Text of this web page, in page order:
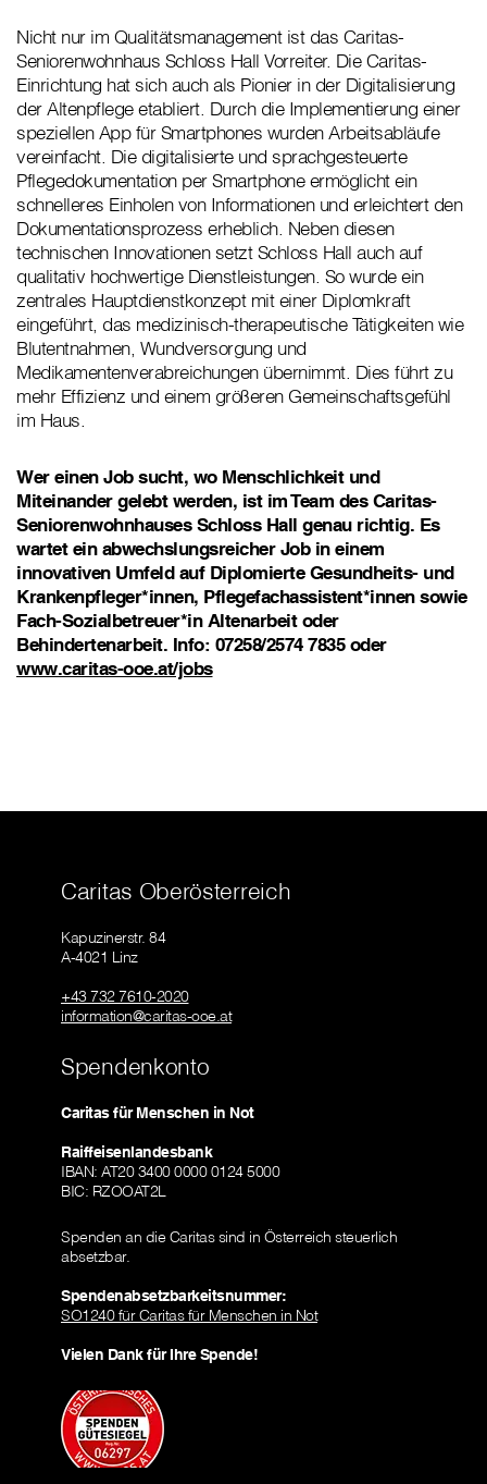
Nicht nur im Qualitätsmanagement ist das Caritas-
Seniorenwohnhaus Schloss Hall Vorreiter. Die Caritas-
Einrichtung hat sich auch als Pionier in der Digitalisierung
der Altenpflege etabliert. Durch die Implementierung einer
speziellen App für Smartphones wurden Arbeitsabläufe
vereinfacht. Die digitalisierte und sprachgesteuerte
Pflegedokumentation per Smartphone ermöglicht ein
schnelleres Einholen von Informationen und erleichtert den
Dokumentationsprozess erheblich. Neben diesen
technischen Innovationen setzt Schloss Hall auch auf
qualitativ hochwertige Dienstleistungen. So wurde ein
zentrales Hauptdienstkonzept mit einer Diplomkraft
eingeführt, das medizinisch-therapeutische Tätigkeiten wie
Blutentnahmen, Wundversorgung und
Medikamentenverabreichungen übernimmt. Dies führt zu
mehr Effizienz und einem größeren Gemeinschaftsgefühl
im Haus.
Wer einen Job sucht, wo Menschlichkeit und
Miteinander gelebt werden, ist im Team des Caritas-
Seniorenwohnhauses Schloss Hall genau richtig. Es
wartet ein abwechslungsreicher Job in einem
innovativen Umfeld auf Diplomierte Gesundheits- und
Krankenpfleger*innen, Pflegefachassistent*innen sowie
Fach-Sozialbetreuer*in Altenarbeit oder
Behindertenarbeit. Info: 07258/2574 7835 oder
www.caritas-ooe.at/jobs
Caritas Oberösterreich
Kapuzinerstr. 84
A-4021 Linz
+43 732 7610-2020
information@caritas-ooe.at
Spendenkonto
Caritas für Menschen in Not
Raiffeisenlandesbank
IBAN: AT20 3400 0000 0124 5000
BIC: RZOOAT2L
Spenden an die Caritas sind in Österreich steuerlich
absetzbar.
Spendenabsetzbarkeitsnummer:
SO1240 für Caritas für Menschen in Not
Vielen Dank für Ihre Spende!